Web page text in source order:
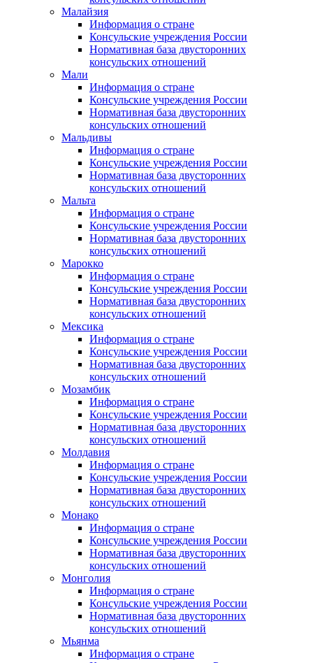
Малайзия
Информация о стране
Консульские учреждения России
Нормативная база двусторонних
консульских отношений
Мали
Информация о стране
Консульские учреждения России
Нормативная база двусторонних
консульских отношений
Мальдивы
Информация о стране
Консульские учреждения России
Нормативная база двусторонних
консульских отношений
Мальта
Информация о стране
Консульские учреждения России
Нормативная база двусторонних
консульских отношений
Марокко
Информация о стране
Консульские учреждения России
Нормативная база двусторонних
консульских отношений
Мексика
Информация о стране
Консульские учреждения России
Нормативная база двусторонних
консульских отношений
Мозамбик
Информация о стране
Консульские учреждения России
Нормативная база двусторонних
консульских отношений
Молдавия
Информация о стране
Консульские учреждения России
Нормативная база двусторонних
консульских отношений
Монако
Информация о стране
Консульские учреждения России
Нормативная база двусторонних
консульских отношений
Монголия
Информация о стране
Консульские учреждения России
Нормативная база двусторонних
консульских отношений
Мьянма
Информация о стране